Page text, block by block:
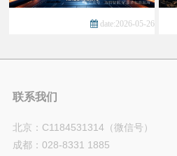
date:2026-05-26
联系我们
北京：C1184531314（微信号）
成都：028-8331 1885